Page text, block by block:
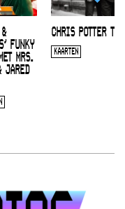
FUNKY
MRS.
JARED
CHRIS POTTER
KAARTEN